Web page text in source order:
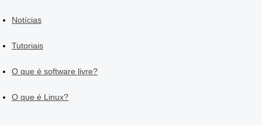
Notícias
Tutoriais
O que é software livre?
O que é Linux?